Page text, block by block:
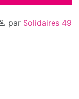
par Solidaires 49